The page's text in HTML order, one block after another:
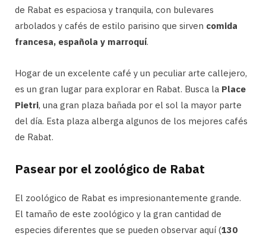
de Rabat es espaciosa y tranquila, con bulevares
arbolados y cafés de estilo parisino que sirven comida
francesa, española y marroquí.
Hogar de un excelente café y un peculiar arte callejero,
es un gran lugar para explorar en Rabat. Busca la Place
Pietri, una gran plaza bañada por el sol la mayor parte
del día. Esta plaza alberga algunos de los mejores cafés
de Rabat.
Pasear por el zoológico de Rabat
El zoológico de Rabat es impresionantemente grande.
El tamaño de este zoológico y la gran cantidad de
especies diferentes que se pueden observar aquí (130